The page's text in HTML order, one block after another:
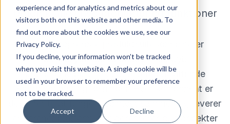
experience and for analytics and metrics about our
visitors both on this website and other media. To
find out more about the cookies we use, see our
Privacy Policy.
If you decline, your information won’t be tracked
when you visit this website. A single cookie will be
used in your browser to remember your preference
not to be tracked.
Accept Decline
Udforsk alle Envo produkter og funktioner
Vores integrerede produktsuite kombinerer
banebrydende teknologi med dyb
brancheekspertise til at levere omfattende
energioptimering løsninger. Hver komponent er
designet til at fungere sømløst sammen og leverer
en forenet platform, der adresserer alle aspekter